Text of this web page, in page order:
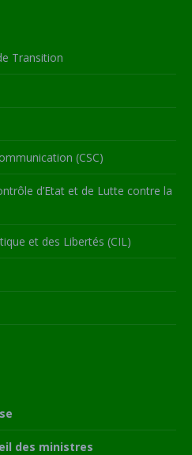
Transition
(CSC)
d’Etat et de Lutte contre la
et des Libertés (CIL)
des ministres